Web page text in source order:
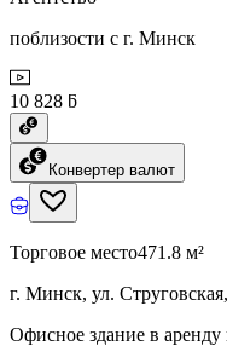
поблизости с г. Минск
10 828 ƃ
Конвертер валют
Торговое место471.8 м²
г. Минск, ул.
Офисное здание в